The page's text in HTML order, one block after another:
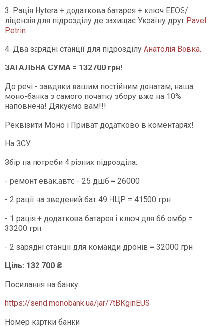
3. Рація Hytera + додаткова батарея + ключ EEOS/
ліцензія для підрозділу де захищає Україну друг Pavel
Petrin
4. Два зарядні станції для підрозділу Анатолія Вовка.
ЗАГАЛЬНА СУМА = 132700 грн!
До речі - завдяки вашим постійним донатам, наша
моно-банка з самого початку збору вже на 10%
наповнена! Дякуємо вам!!!
Реквізити Моно і Приват додатково в коментарях!
На ЗСУ
Збір на потреби 4 різних підрозділа:
- ремонт евак.авто - 25 дшб = 26000
- 2 рації на зведений бат 49 НЦР = 41500 грн
- 1 рація + додаткова батарея і ключ для 66 омбр =
33200 грн
- 2 зарядні станції для команди дронів = 32000 грн
Ціль: 132 700 ₴
Посилання на банку
https://send.monobank.ua/jar/7tBKginEUS
Номер картки банки